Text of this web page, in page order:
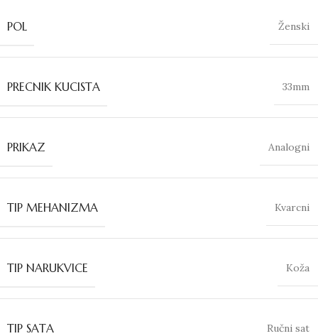
POL Ženski
PRECNIK KUCISTA 33mm
PRIKAZ Analogni
TIP MEHANIZMA Kvarcni
TIP NARUKVICE Koža
TIP SATA Ručni sat